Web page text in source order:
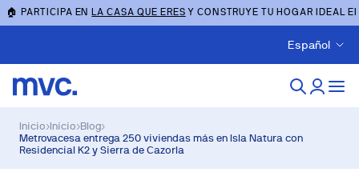
🏠 PARTICIPA ENLA CASA QUE ERES Y CONSTRUYE TU HOGAR IDEAL
Español
Inicio›Inicio›Blog›
Metrovacesa entrega 250 viviendas más en Isla Natura con
Residencial K2 y Sierra de Cazorla